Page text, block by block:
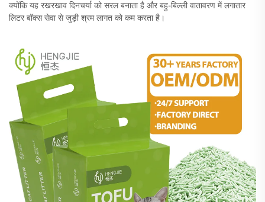
क्योंकि यह रखरखाव दिनचर्या को सरल बनाता है और बहु-बिल्ली वातावरण में लगातार
लिटर बॉक्स सेवा से जुड़ी श्रम लागत को कम करता है।